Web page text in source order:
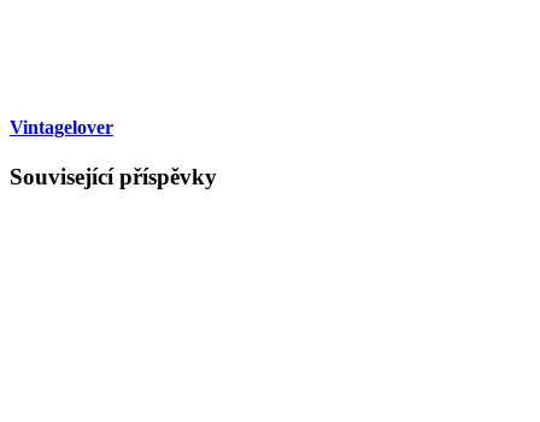
Vintagelover
Související příspěvky